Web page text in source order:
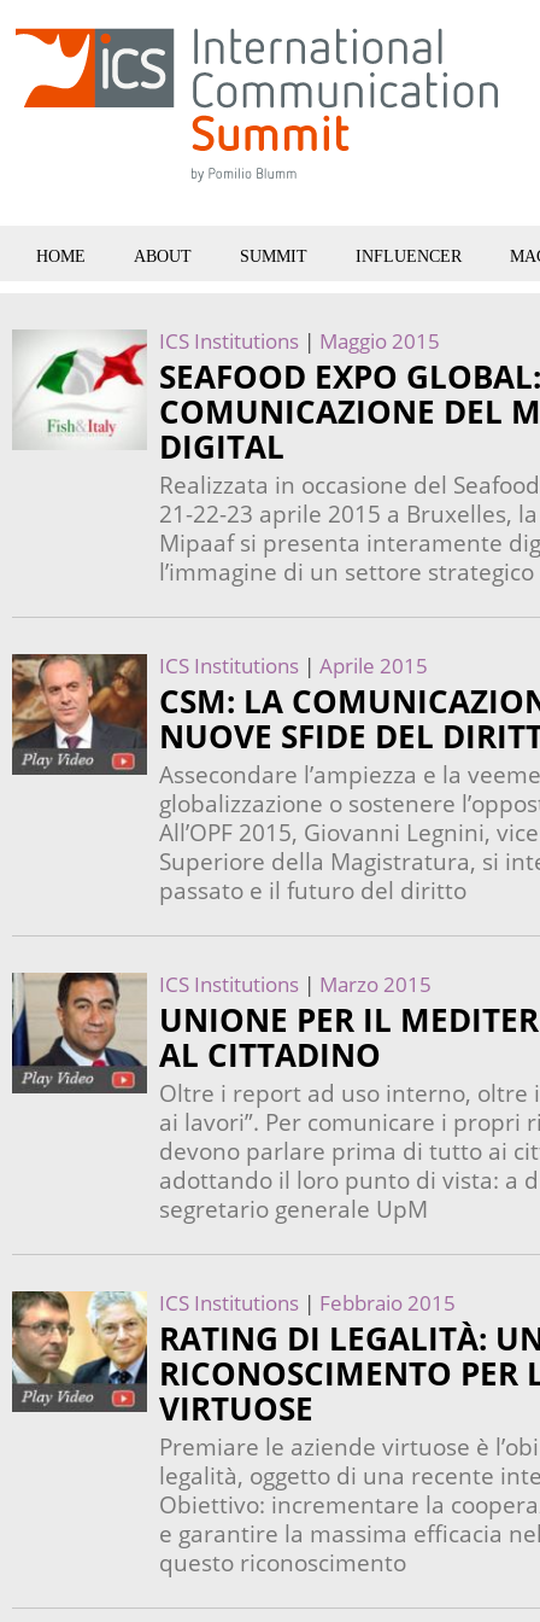
HOME ABOUT SUMMIT INFLUENCER
ICS Institutions | Maggio 2015
SEAFOOD EXPO
COMUNICAZIONE DEL
DIGITAL
Realizzata in occasione del
21-22-23 aprile 2015 a Bruxelles,
Mipaaf si presenta interamente
l’immagine di un settore
ICS Institutions | Aprile 2015
CSM: LA
NUOVE SFIDE DEL
Assecondare l’ampiezza e la
globalizzazione o sostenere
All’OPF 2015, Giovanni Legnini,
Superiore della Magistratura, si
passato e il futuro del diritto
ICS Institutions | Marzo 2015
UNIONE PER IL
AL CITTADINO
Oltre i report ad uso interno, oltre
ai lavori”. Per comunicare i propri
devono parlare prima di tutto ai
adottando il loro punto di vista: a
segretario generale UpM
ICS Institutions | Febbraio 2015
RATING DI LEGALITÀ:
RICONOSCIMENTO PER
VIRTUOSE
Premiare le aziende virtuose è
legalità, oggetto di una recente
Obiettivo: incrementare la
e garantire la massima efficacia
questo riconoscimento